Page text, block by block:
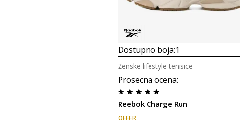
Dostupno boja:1
Prosecna ocena:
Reebok Charge Run
Ženske lifestyle tenisice
OFFER